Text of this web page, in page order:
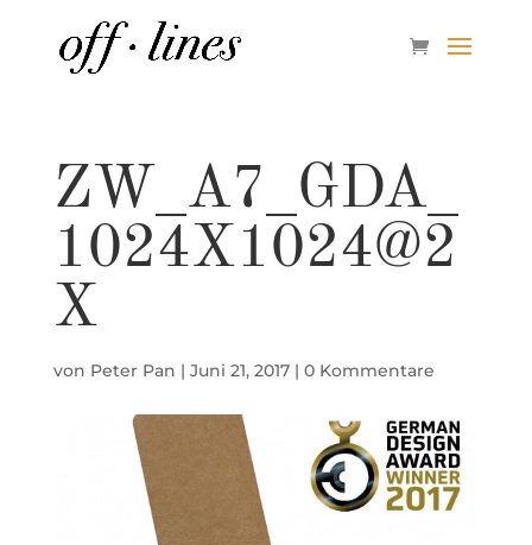
ZW_A7_GDA_
1024X1024@2
X
von Peter Pan | Juni 21, 2017| 0 Kommentare